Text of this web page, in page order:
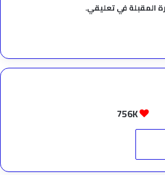
المقبلة في تعليقي.
756K